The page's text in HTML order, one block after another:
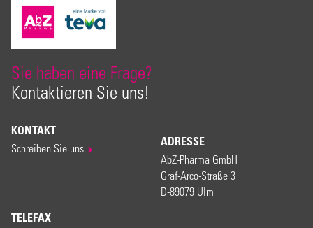
Sie haben eine Frage?
Kontaktieren Sie uns!
KONTAKT
Schreiben Sie uns ADRESSE
AbZ-Pharma GmbH
Graf-Arco-Straße 3
D-89079 Ulm
TELEFAX